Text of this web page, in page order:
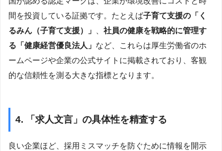
間を投資している証拠です。たとえば子育て支援の「く
るみん（子育て支援）」
社員の健康を戦略的に管理す
る「健康経営優良法人」 など、これらは厚生労働省のホ
ームページや企業の公式サイトに掲載されており、客観
的な信頼性を測る大きな指標となります。
4. 「求人文言」の具体性を精査する
良い企業ほど、採用ミスマッチを防ぐために情報を開示